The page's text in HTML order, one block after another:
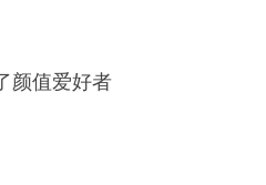
颜值爱好者